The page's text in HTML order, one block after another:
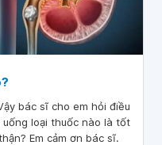
bác sĩ cho em hỏi điều
loại thuốc nào là tốt
Em cảm ơn bác sĩ.